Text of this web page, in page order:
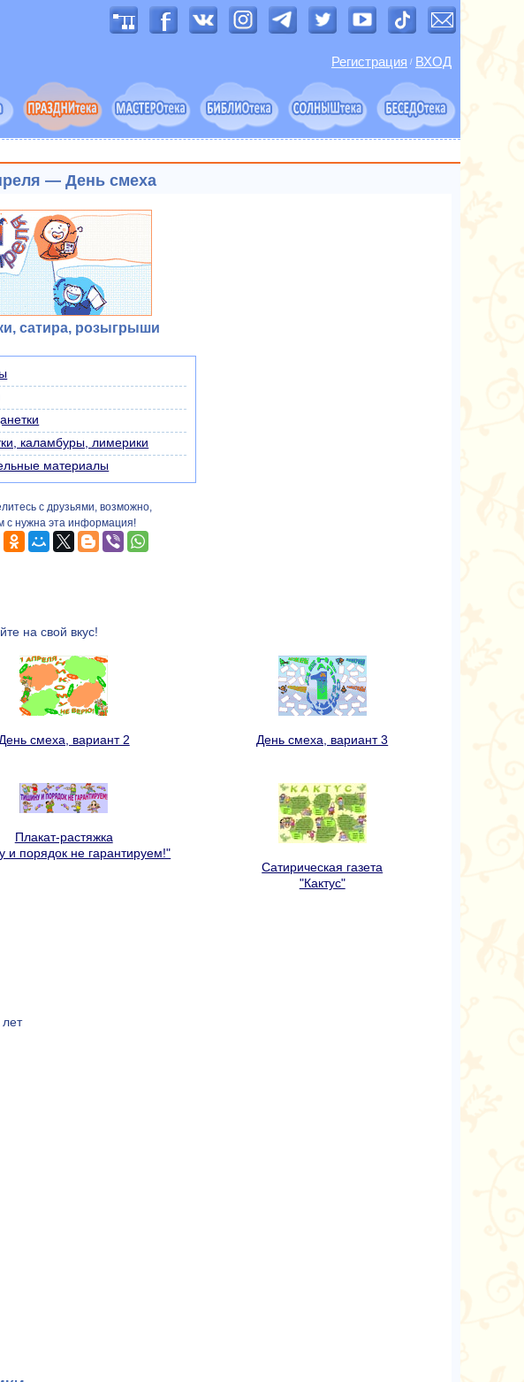
Регистрация / ВХОД
— День смеха
сатира, розыгрыши
каламбуры, лимерики
материалы
с друзьями, возможно,
с нужна эта информация!
на свой вкус!
День смеха, вариант 2 День смеха, вариант 3
Плакат-растяжка
и порядок не гарантируем!"
Сатирическая газета
"Кактус"